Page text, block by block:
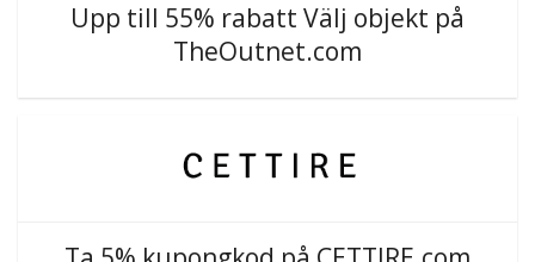
Upp till 55% rabatt Välj objekt på
TheOutnet.com